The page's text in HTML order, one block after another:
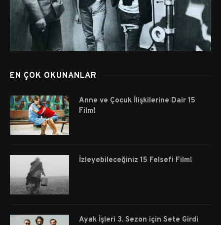
EN ÇOK OKUNANLAR
Anne ve Çocuk İlişkilerine Dair 15
Film!
İzleyebileceğiniz 15 Felsefi Film!
Ayak İşleri 3. Sezon için Sete Girdi